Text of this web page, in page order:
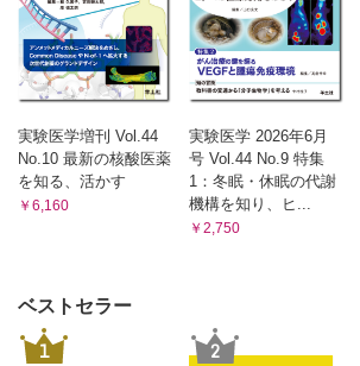
実験医学増刊 Vol.44
No.10 最新の核酸医薬
を知る、活かす
￥6,160
実験医学 2026年6月
号 Vol.44 No.9 特集
1：冬眠・休眠の代謝
機構を知り、ヒ...
￥2,750
ベストセラー
1 2